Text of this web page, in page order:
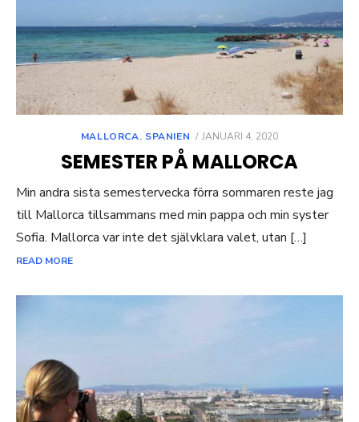
MALLORCA, SPANIEN
POSTED
JANUARI 4, 2020
SEMESTER PÅ MALLORCA
Min andra sista semestervecka förra sommaren reste jag
till Mallorca tillsammans med min pappa och min syster
Sofia. Mallorca var inte det självklara valet, utan […]
READ MORE